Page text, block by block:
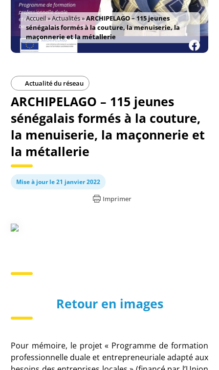
Accueil»Actualités»ARCHIPELAGO – 115 jeunes
sénégalais formés à la couture, la menuiserie, la
maçonnerie et la métallerie
Actualité du réseau
ARCHIPELAGO – 115 jeunes
sénégalais formés à la couture,
la menuiserie, la maçonnerie et
la métallerie
Mise à jour le 21 janvier 2022
Imprimer
Retour en images
Pour mémoire, le projet « Programme de formation
professionnelle duale et entrepreneuriale adapté aux